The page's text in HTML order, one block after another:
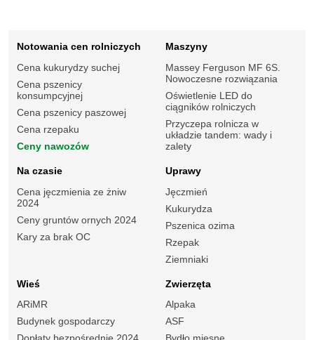
Notowania cen rolniczych
Cena kukurydzy suchej
Cena pszenicy
konsumpcyjnej
Cena pszenicy paszowej
Cena rzepaku
Ceny nawozów
Maszyny
Massey Ferguson MF 6S.
Nowoczesne rozwiązania
Oświetlenie LED do
ciągników rolniczych
Przyczepa rolnicza w
układzie tandem: wady i
zalety
Na czasie
Cena jęczmienia ze żniw
2024
Ceny gruntów ornych 2024
Kary za brak OC
Uprawy
Jęczmień
Kukurydza
Pszenica ozima
Rzepak
Ziemniaki
Wieś
ARiMR
Budynek gospodarczy
Zwierzęta
Alpaka
ASF